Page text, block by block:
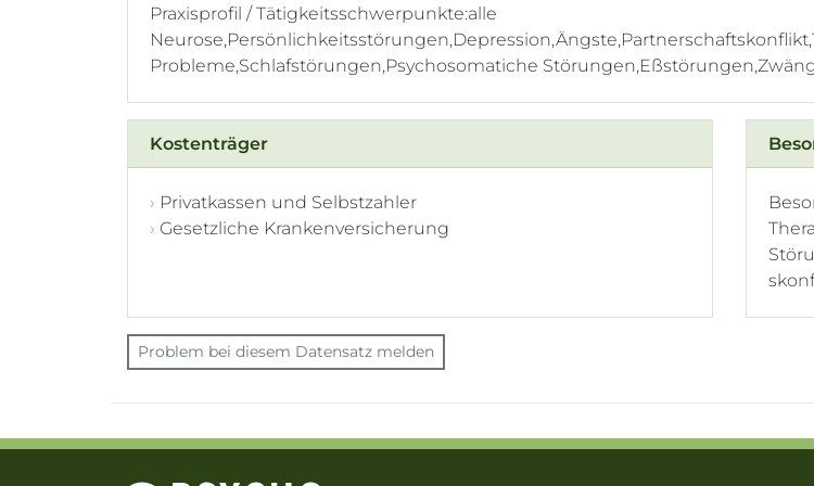
Praxisprofil / Tätigkeitsschwerpunkte:alle
Probleme,Schlafstörungen,Psychosomatiche
Kostenträger
Privatkassen und Selbstzahler
Gesetzliche Krankenversicherung
Problem bei diesem Datensatz melden